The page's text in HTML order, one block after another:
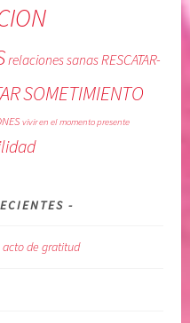
relaciones sanas RESCATAR-
SOMETIMIENTO
vivir en el momento presente
de gratitud